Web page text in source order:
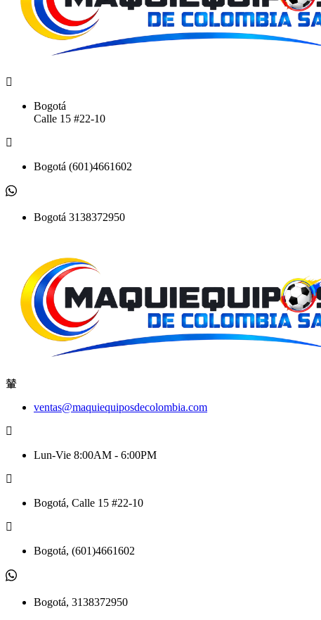
Bogotá
Calle 15 #22-10
Bogotá (601)4661602
Bogotá 3138372950
ventas@maquiequiposdecolombia.com
Lun-Vie 8:00AM - 6:00PM
Bogotá, Calle 15 #22-10
Bogotá, (601)4661602
Bogotá, 3138372950